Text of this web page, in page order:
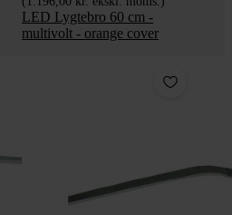
LED Lygtebro 60 cm -
multivolt - orange cover